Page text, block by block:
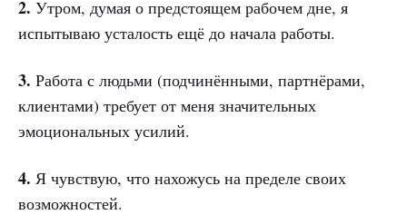
2. Утром, думая о предстоящем рабочем дне, я
испытываю усталость ещё до начала работы.
3. Работа с людьми (подчинёнными, партнёрами,
клиентами) требует от меня значительных
эмоциональных усилий.
4. Я чувствую, что нахожусь на пределе своих
возможностей.